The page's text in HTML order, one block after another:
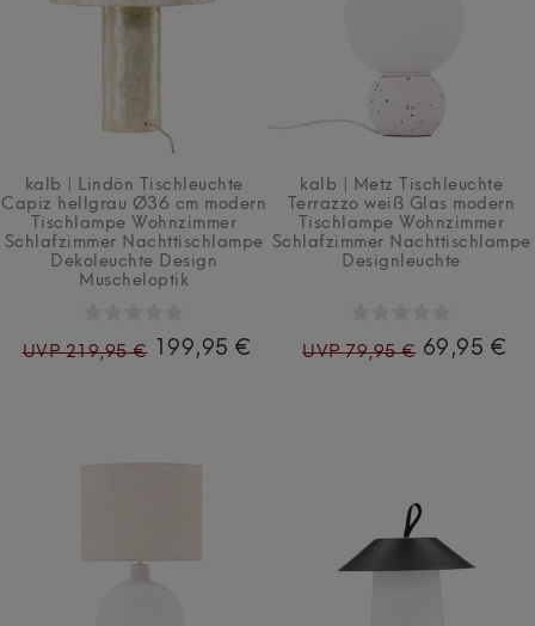
kalb | Lindön Tischleuchte
Capiz hellgrau Ø36 cm modern
Tischlampe Wohnzimmer
Schlafzimmer Nachttischlampe
Dekoleuchte Design
Muscheloptik
UVP 219,95 € 199,95 €
kalb | Metz Tischleuchte
Terrazzo weiß Glas modern
Tischlampe Wohnzimmer
Schlafzimmer Nachttischlampe
Designleuchte
UVP 79,95 € 69,95 €